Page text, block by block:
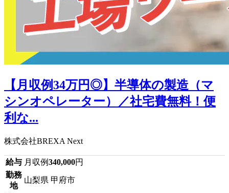
【月収例34万円◎】半導体の製造（マ
シンオペレーター）／社宅費無料！便
利な...
株式会社BREXA Next
給与 月収例340,000円
勤務
地
山梨県 甲府市